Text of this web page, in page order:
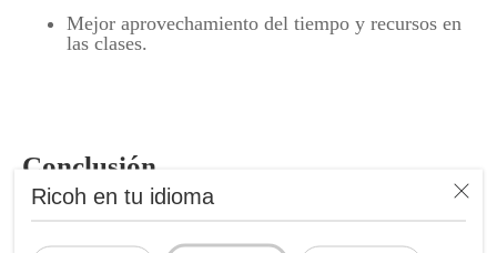
Ricoh en tu idioma
Mejor aprovechamiento del tiempo y recursos en
las clases.
Conclusión
educativo y estamos comprometidos con su desarrollo